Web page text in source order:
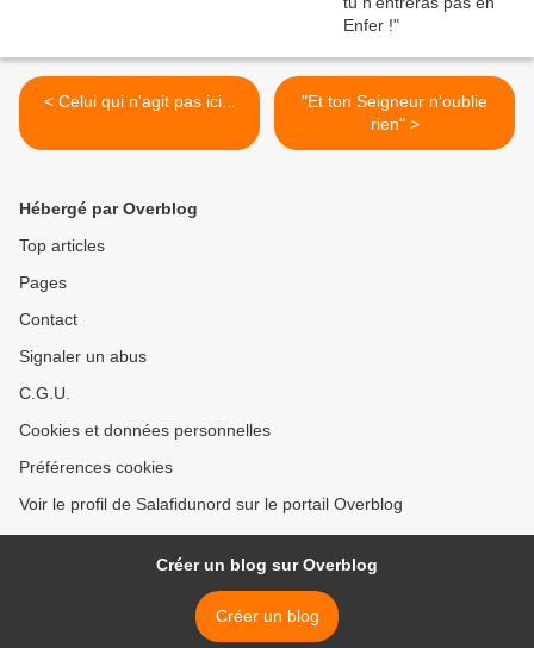
< Celui qui n'agit pas ici...
"Et ton Seigneur n'oublie
rien" >
Hébergé par Overblog
Top articles
Pages
Contact
Signaler un abus
C.G.U.
Cookies et données personnelles
Préférences cookies
Voir le profil de Salafidunord sur le portail Overblog
Créer un blog sur Overblog
Créer un blog